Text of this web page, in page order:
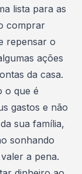
lista para as
comprar
repensar o
ações
da casa.
o que é
gastos e não
sua família,
sonhando
a pena.